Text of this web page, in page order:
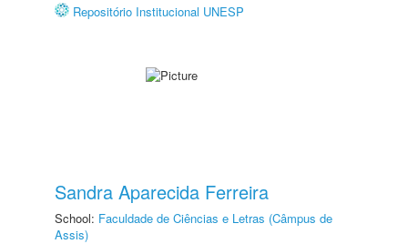
Repositório Institucional UNESP
Sandra Aparecida Ferreira
School: Faculdade de Ciências e Letras (Câmpus de
Assis)